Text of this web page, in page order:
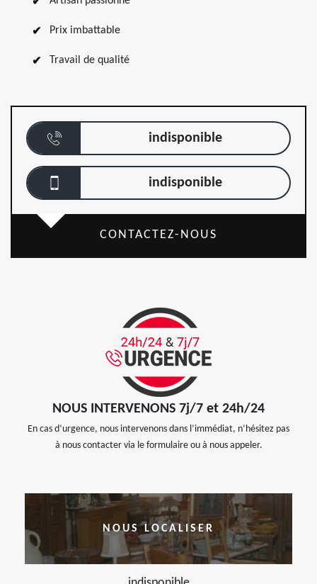
Prix imbattable
Travail de qualité
indisponible
indisponible
CONTACTEZ-NOUS
NOUS INTERVENONS 7j/7 et 24h/24
En cas d’urgence, nous intervenons dans l’immédiat, n’hésitez pas
à nous contacter via le formulaire ou à nous appeler.
NOUS LOCALISER